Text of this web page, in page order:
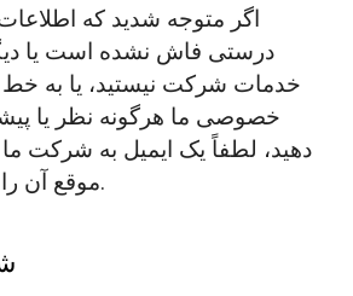
اگر متوجه شدید که
درستی فاش نشده است یا
خدمات شرکت نیستید، یا به
خصوصی ما هرگونه نظر یا
دهید، لطفاً یک ایمیل به شرکت ما
موقع آن را اعلام خواهیم کرد.